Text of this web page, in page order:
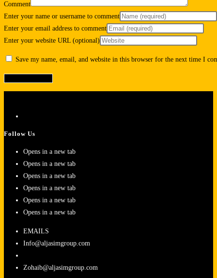
Comment
Enter your name or username to comment
Enter your email address to comment
Enter your website URL (optional)
Save my name, email, and website in this browser for the next time I
Follow Us
Opens in a new tab
Opens in a new tab
Opens in a new tab
Opens in a new tab
Opens in a new tab
Opens in a new tab
EMAILS
Info@aljasimgroup.com
Zohaib@aljasimgroup.com